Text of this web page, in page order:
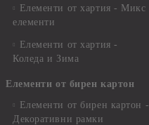
Елементи от хартия - Микс
елементи
Елементи от хартия -
Коледа и Зима
Елементи от бирен картон
Елементи от бирен картон -
Декоративни рамки